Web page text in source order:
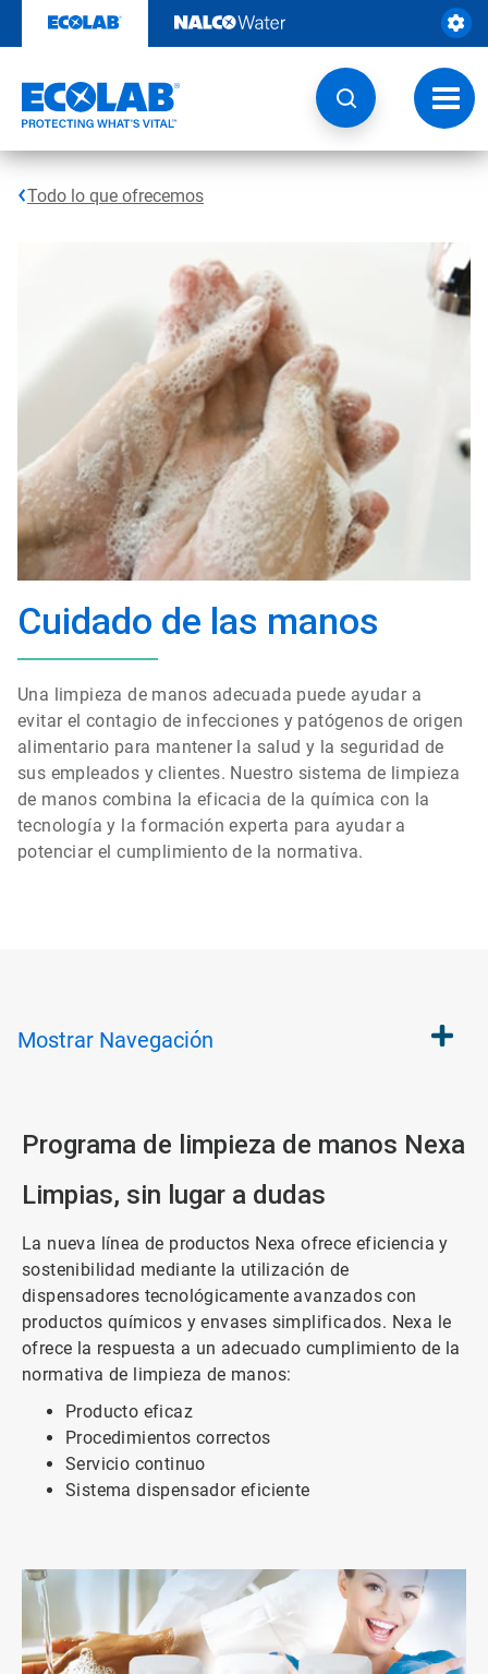
contenido
de
Todo lo que ofrecemos
Cuidado de las manos
Una limpieza de manos adecuada puede ayudar a
evitar el contagio de infecciones y patógenos de origen
alimentario para mantener la salud y la seguridad de
sus empleados y clientes. Nuestro sistema de limpieza
de manos combina la eficacia de la química con la
tecnología y la formación experta para ayudar a
potenciar el cumplimiento de la normativa.
Mostrar Navegación
Programa de limpieza de manos Nexa
Limpias, sin lugar a dudas
La nueva línea de productos Nexa ofrece eficiencia y
sostenibilidad mediante la utilización de
dispensadores tecnológicamente avanzados con
productos químicos y envases simplificados. Nexa le
ofrece la respuesta a un adecuado cumplimiento de la
normativa de limpieza de manos:
Producto eficaz
Procedimientos correctos
Servicio continuo
Sistema dispensador eficiente